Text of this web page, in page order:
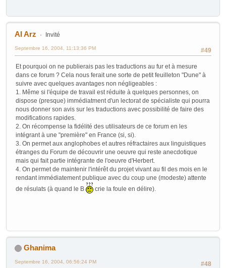
Al Arz Invité
#49
Septembre 16, 2004, 11:13:36 PM
Et pourquoi on ne publierais pas les traductions au fur et à mesure
dans ce forum ? Cela nous ferait une sorte de petit feuilleton "Dune" à
suivre avec quelques avantages non négligeables :
1. Même si l'équipe de travail est réduite à quelques personnes, on
dispose (presque) immédiatment d'un lectorat de spécialiste qui pourra
nous donner son avis sur les traductions avec possibilité de faire des
modifications rapides.
2. On récompense la fidélité des utilisateurs de ce forum en les
intégrant à une "première" en France (si, si).
3. On permet aux anglophobes et autres réfractaires aux linguistiques
étranges du Forum de découvrir une oeuvre qui reste anecdotique
mais qui fait partie intégrante de l'oeuvre d'Herbert.
4. On permet de maintenir l'intérêt du projet vivant au fil des mois en le
rendant immédiatement publique avec du coup une (modeste) attente
de résulats (à quand le B
crie la foule en délire).
Ghanima
#48
Septembre 16, 2004, 06:56:24 PM